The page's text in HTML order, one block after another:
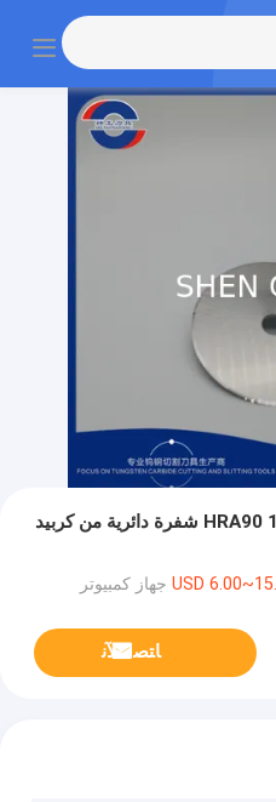
شفرة قطع الورق HRA90 100X15X0.3 شفرة دائرية من كربيد
MOQ：50 جهاز كمبيوتر
ﺎﺘﺼﻟ ﺍﻶﻧ